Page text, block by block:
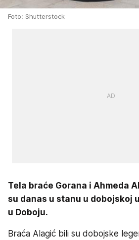
Foto: Shutterstock
Tela braće Gorana i Ahmeda
su danas u stanu u dobojskoj
u Doboju.
Braća Alagić bili su dobojske